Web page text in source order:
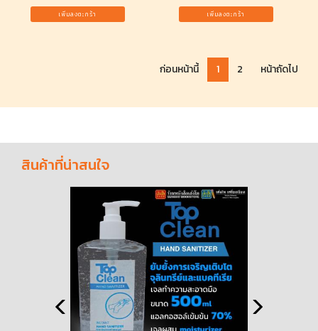
เพิ่มลงตะกร้า เพิ่มลงตะกร้า
ก่อนหน้านี้ 1 2 หน้าถัดไป
สินค้าที่น่าสนใจ